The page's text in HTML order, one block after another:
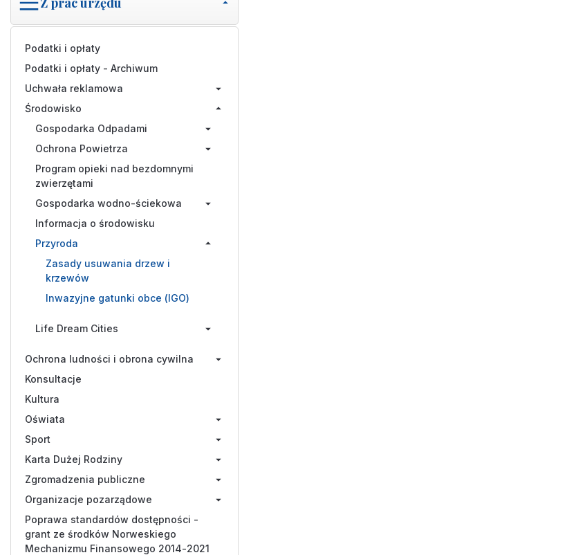
Podatki i opłaty
Podatki i opłaty - Archiwum
Uchwała reklamowa
Środowisko
Gospodarka Odpadami
Ochrona Powietrza
Program opieki nad bezdomnymi
zwierzętami
Gospodarka wodno-ściekowa
Informacja o środowisku
Przyroda
Zasady usuwania drzew i
krzewów
Inwazyjne gatunki obce (IGO)
Life Dream Cities
Ochrona ludności i obrona cywilna
Konsultacje
Kultura
Oświata
Sport
Karta Dużej Rodziny
Zgromadzenia publiczne
Organizacje pozarządowe
Poprawa standardów dostępności -
grant ze środków Norweskiego
Mechanizmu Finansowego 2014-2021